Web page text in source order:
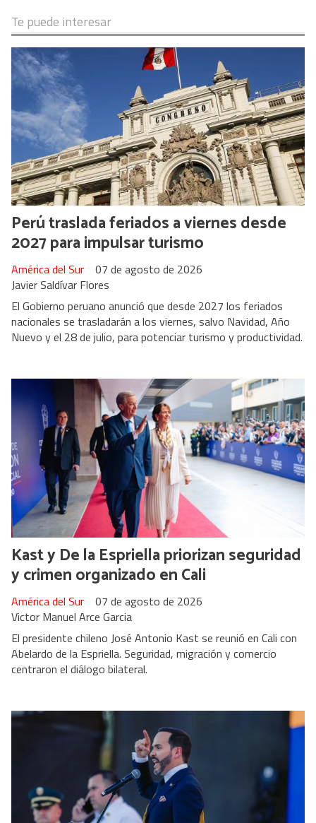
Te puede interesar
Perú traslada feriados a viernes desde
2027 para impulsar turismo
Javier Saldívar Flores
América del Sur 07 de agosto de 2026
El Gobierno peruano anunció que desde 2027 los feriados
nacionales se trasladarán a los viernes, salvo Navidad, Año
Nuevo y el 28 de julio, para potenciar turismo y productividad.
Kast y De la Espriella priorizan seguridad
y crimen organizado en Cali
Victor Manuel Arce Garcia
América del Sur 07 de agosto de 2026
El presidente chileno José Antonio Kast se reunió en Cali con
Abelardo de la Espriella. Seguridad, migración y comercio
centraron el diálogo bilateral.